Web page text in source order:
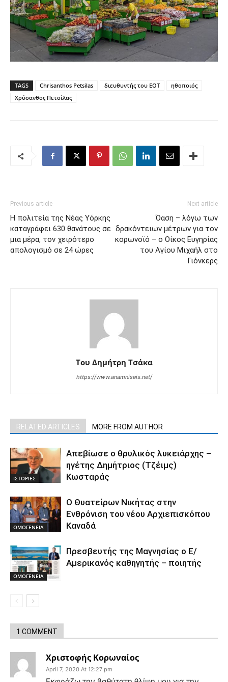
TAGS Chrisanthos Petsilas διευθυντής του ΕΟΤ
ηθοποιός
Χρύσανθος Πετσίλας
Previous article
Η πολιτεία της Νέας Υόρκης
καταγράφει 630 θανάτους σε
μια μέρα, τον χειρότερο
απολογισμό σε 24 ώρες
Next article
Όαση – λόγω των
δρακόντειων μέτρων για τον
κορωνοϊό – ο Οίκος Ευγηρίας
του Αγίου Μιχαήλ στο
Γιόνκερς
Του Δημήτρη Τσάκα
https://www.anamniseis.net/
RELATED ARTICLES MORE FROM AUTHOR
ΙΣΤΟΡΙΕΣ
Απεβίωσε ο θρυλικός λυκειάρχης –
ηγέτης Δημήτριος (Τζέιμς)
Κωσταράς
ΟΜΟΓΕΝΕΙΑ
O Θυατείρων Νικήτας στην
Ενθρόνιση του νέου Αρχιεπισκόπου
Καναδά
ΟΜΟΓΕΝΕΙΑ
Πρεσβευτής της Μαγνησίας ο Ε/
Αμερικανός καθηγητής – ποιητής
1 COMMENT
Χριστοφής Κορωναίος
April 7, 2020 At 12:27 pm